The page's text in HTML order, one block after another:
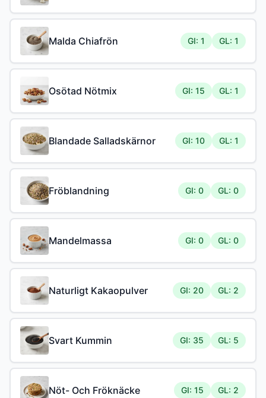
Malda Chiafrön GI: 1 GL: 1
Osötad Nötmix GI: 15 GL: 1
Blandade Salladskärnor GI: 10 GL: 1
Fröblandning GI: 0 GL: 0
Mandelmassa GI: 0 GL: 0
Naturligt Kakaopulver GI: 20 GL: 2
Svart Kummin GI: 35 GL: 5
Nöt- Och Fröknäcke GI: 15 GL: 2